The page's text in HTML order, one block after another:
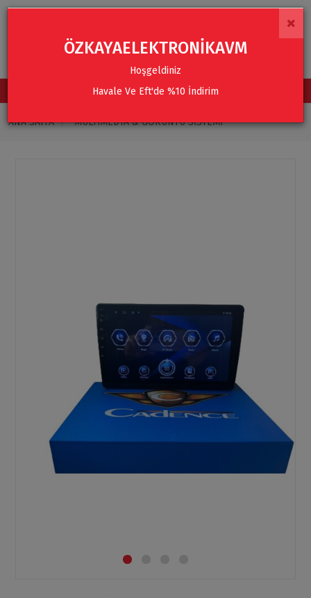
TÜM KATEGORİLER
ANA SAYFA MULTIMEDYA & GÖRÜNTÜ SISTEMI
×
ÖZKAYAELEKTRONİKAVM
Hoşgeldiniz
Havale Ve Eft'de %10 İndirim